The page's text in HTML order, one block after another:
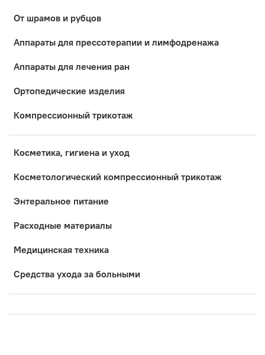
От шрамов и рубцов
Аппараты для прессотерапии и лимфодренажа
Аппараты для лечения ран
Ортопедические изделия
Компрессионный трикотаж
Косметика, гигиена и уход
Коcметологический компрессионный трикотаж
Энтеральное питание
Расходные материалы
Медицинская техника
Средства ухода за больными